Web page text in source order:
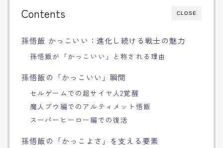
Español
اللغة العربية
Français
Bahasa Indonesia
CLOSE
Contents
孫悟飯 かっこいい：進化し続ける戦士の魅力
孫悟飯が「かっこいい」と称される理由
孫悟飯の「かっこいい」瞬間
セルゲームでの超サイヤ人2覚醒
魔人ブウ編でのアルティメット悟飯
スーパーヒーロー編での復活
孫悟飯の「かっこよさ」を支える要素